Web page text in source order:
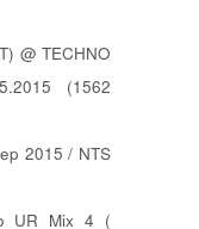
@ TECHNO
(1562
2015 / NTS
UR Mix 4 (